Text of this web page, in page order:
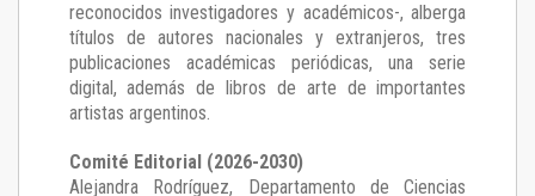
reconocidos investigadores y académicos-, alberga
títulos de autores nacionales y extranjeros, tres
publicaciones académicas periódicas, una serie
digital, además de libros de arte de importantes
artistas argentinos.
Comité Editorial (2026-2030)
Alejandra Rodríguez, Departamento de Ciencias